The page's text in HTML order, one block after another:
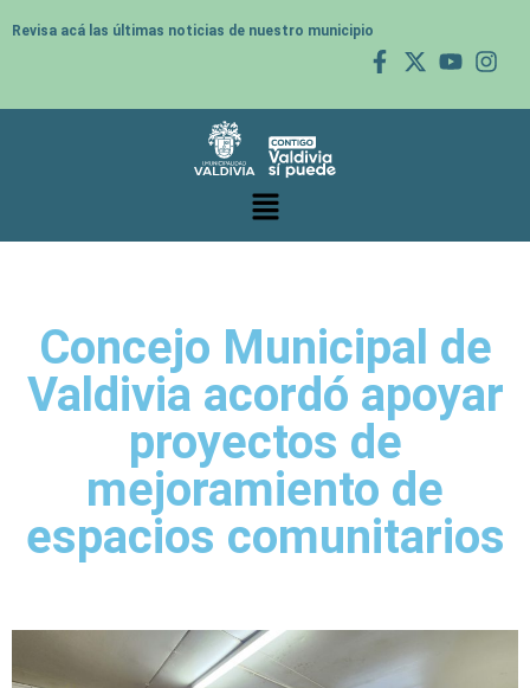
Revisa acá las últimas noticias de nuestro municipio
Concejo Municipal de
Valdivia acordó apoyar
proyectos de
mejoramiento de
espacios comunitarios